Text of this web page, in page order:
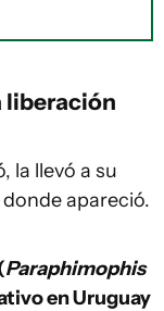
liberación
la llevó a su
apareció.
Paraphimophis
en Uruguay